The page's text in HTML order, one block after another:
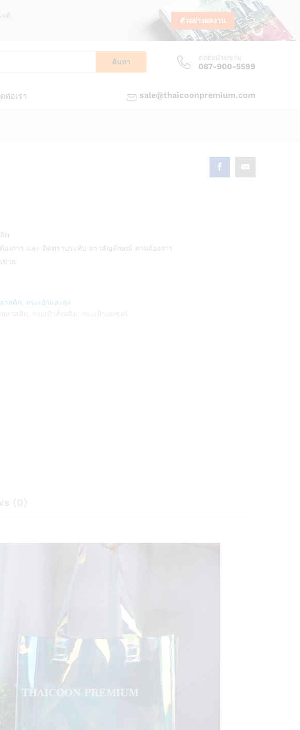
ท้
ตัวอย่างผลงาน
ค้นหา
ต่อต่อฝ่ายขาย
087-900-5599
ต่อเรา sale@thaicoonpremium.com
ต
องการ และ ติดตราประทับ ตราสัญลักษณ์ ตามต้องการ
ขาย
าสติก
กระเป๋าและถุง